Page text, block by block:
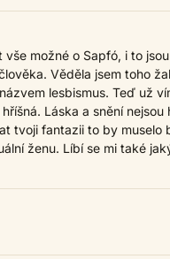
možné o Sapfó, i to
Věděla jsem toho
lesbismus. Teď už
Láska a snění nejsou
tvoji fantazii to by muselo
ženu. Líbí se mi také